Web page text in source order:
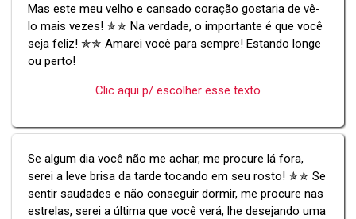
Mas este meu velho e cansado coração gostaria de vê-
lo mais vezes! ✯✯ Na verdade, o importante é que você
seja feliz! ✯✯ Amarei você para sempre! Estando longe
ou perto!
Clic aqui p/ escolher esse texto
Se algum dia você não me achar, me procure lá fora,
serei a leve brisa da tarde tocando em seu rosto! ✯✯ Se
sentir saudades e não conseguir dormir, me procure nas
estrelas, serei a última que você verá, lhe desejando uma